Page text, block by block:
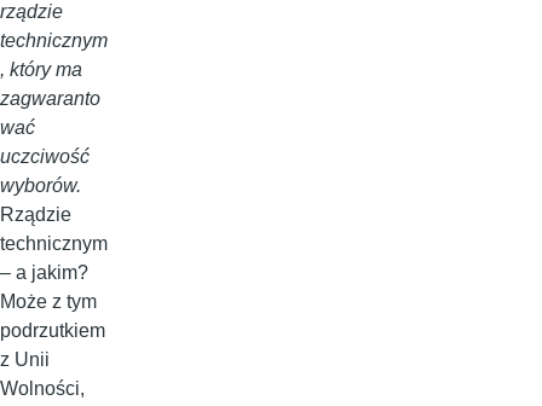
rządzie
technicznym
, który ma
zagwaranto
wać
uczciwość
wyborów.
Rządzie
technicznym
– a jakim?
Może z tym
podrzutkiem
z Unii
Wolności,